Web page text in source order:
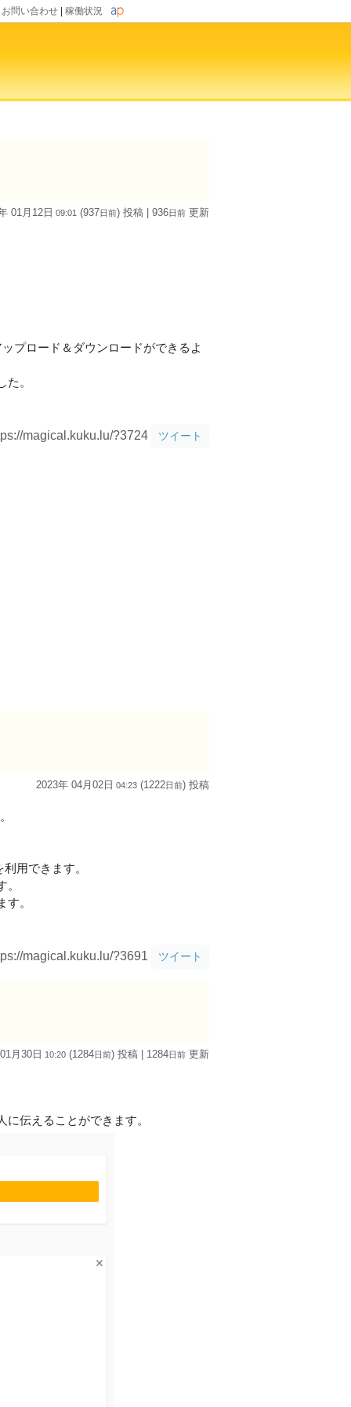
お問い合わせ 稼働状況
01月12日 09:01 (937日前) 投稿 | 936日前 更新
プロード＆ダウンロードができるよ
。
magical.kuku.lu/?3724 ツイート
2023年 04月02日 04:23 (1222日前) 投稿
用できます。
。
magical.kuku.lu/?3691 ツイート
月30日 10:20 (1284日前) 投稿 | 1284日前 更新
伝えることができます。